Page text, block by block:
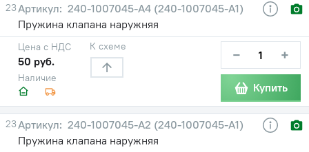
23
240-1007045-А4 (240-1007045-А1)
Пружина клапана наружняя
Наличие
Цена с НДС
50 руб.
К схеме − +
Купить
23
240-1007045-А2 (240-1007045-А1)
Пружина клапана наружняя